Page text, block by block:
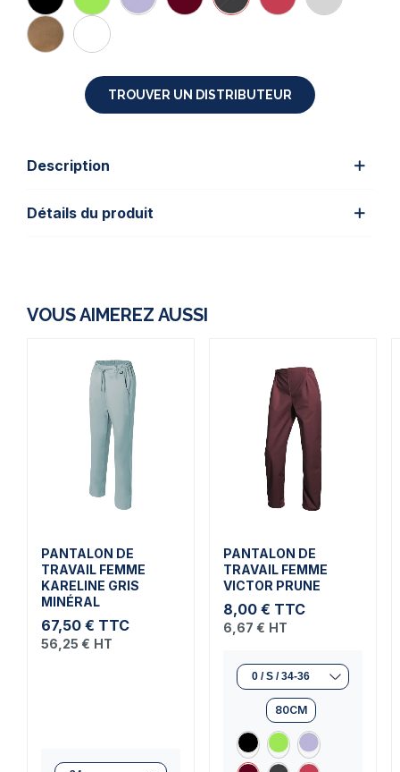
TROUVER UN DISTRIBUTEUR
Description
Détails du produit
VOUS AIMEREZ AUSSI
PANTALON DE
TRAVAIL FEMME
KARELINE GRIS
MINÉRAL
67,50 € TTC
56,25 € HT
PANTALON DE
TRAVAIL FEMME
VICTOR PRUNE
8,00 € TTC
6,67 € HT
80CM